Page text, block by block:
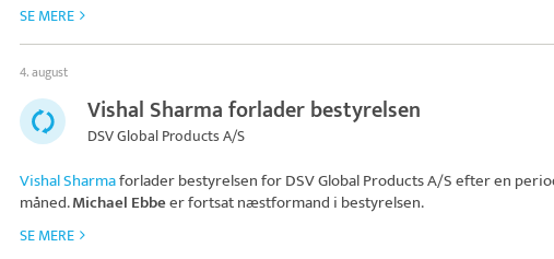
SE MERE
4. august
Vishal Sharma forlader bestyrelsen
DSV Global Products A/S
Vishal Sharmaforlader bestyrelsen forDSV Global Products A/Sefter en
måned.Michael Ebbeer fortsat næstformand i bestyrelsen.
SE MERE